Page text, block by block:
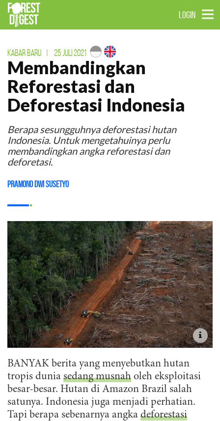
LOGIN
KABAR BARU 25 JULI 2021
Membandingkan
Reforestasi dan
Deforestasi Indonesia
Berapa sesungguhnya deforestasi hutan
Indonesia. Untuk mengetahuinya perlu
membandingkan angka reforestasi dan
deforetasi.
Pramono Dwi Susetyo
BANYAK berita yang menyebutkan hutan
tropis dunia sedang musnah oleh eksploitasi
besar-besar. Hutan di Amazon Brazil salah
satunya. Indonesia juga menjadi perhatian.
Tapi berapa sebenarnya angka deforestasi